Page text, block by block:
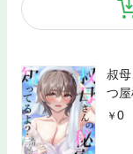
叔
つ
0